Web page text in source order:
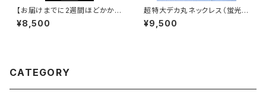
【お届けまでに2週間ほどかかり
ます】使い方何通り？？ ガチャ
ガチャ自分でカスタム出来るネッ
¥8,500
超特大デカ丸ネックレス（蛍光ブ
ルー）
¥9,500
CATEGORY